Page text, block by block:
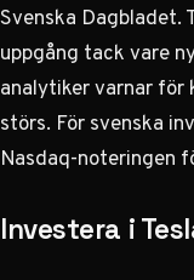
Svenska Dagbladet.
uppgång tack vare
analytiker varnar för
störs. För svenska
Nasdaq-noteringen
Investera i